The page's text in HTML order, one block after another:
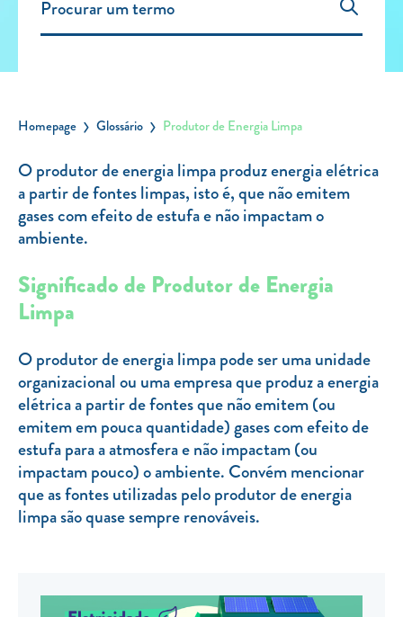
Carregar Fora de Casa
Leituras
Sobre nós
Contactos
FAQ
Blog
Mais informações
SERVIÇOS
ROTULAGEM
JUNTE-SE A NÓS
TARIFA SOCIAL
APP MOBILE
CONTADORES ELÉTRICOS
FATURAS
EFICIÊNCIA ENERGÉTICA
Homepage Glossário Produtor de Energia Limpa
O produtor de energia limpa produz energia elétrica
a partir de fontes limpas, isto é, que não emitem
gases com efeito de estufa e não impactam o
ambiente.
Significado de Produtor de Energia
Limpa
O produtor de energia limpa pode ser uma unidade
organizacional ou uma empresa que produz a energia
elétrica a partir de fontes que não emitem (ou
emitem em pouca quantidade) gases com efeito de
estufa para a atmosfera e não impactam (ou
impactam pouco) o ambiente. Convém mencionar
que as fontes utilizadas pelo produtor de energia
limpa são quase sempre renováveis.